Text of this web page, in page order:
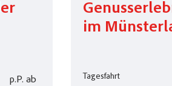
p.P. ab
im
Tagesfahrt